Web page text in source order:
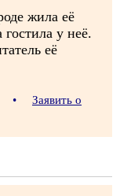
жила её
у неё.
её
•
Заявить о